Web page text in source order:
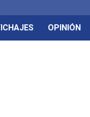
OPINIÓN